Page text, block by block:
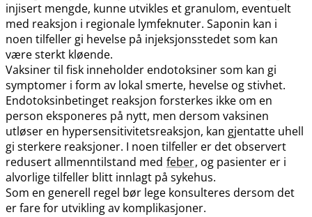
injisert mengde, kunne utvikles et granulom, eventuelt
med reaksjon i regionale lymfeknuter. Saponin kan i
noen tilfeller gi hevelse på injeksjonsstedet som kan
være sterkt kløende.
Vaksiner til fisk inneholder endotoksiner som kan gi
symptomer i form av lokal smerte, hevelse og stivhet.
Endotoksinbetinget reaksjon forsterkes ikke om en
person eksponeres på nytt, men dersom vaksinen
utløser en hypersensitivitetsreaksjon, kan gjentatte uhell
gi sterkere reaksjoner. I noen tilfeller er det observert
redusert allmenntilstand med feber, og pasienter er i
alvorlige tilfeller blitt innlagt på sykehus.
Som en generell regel bør lege konsulteres dersom det
er fare for utvikling av komplikasjoner.